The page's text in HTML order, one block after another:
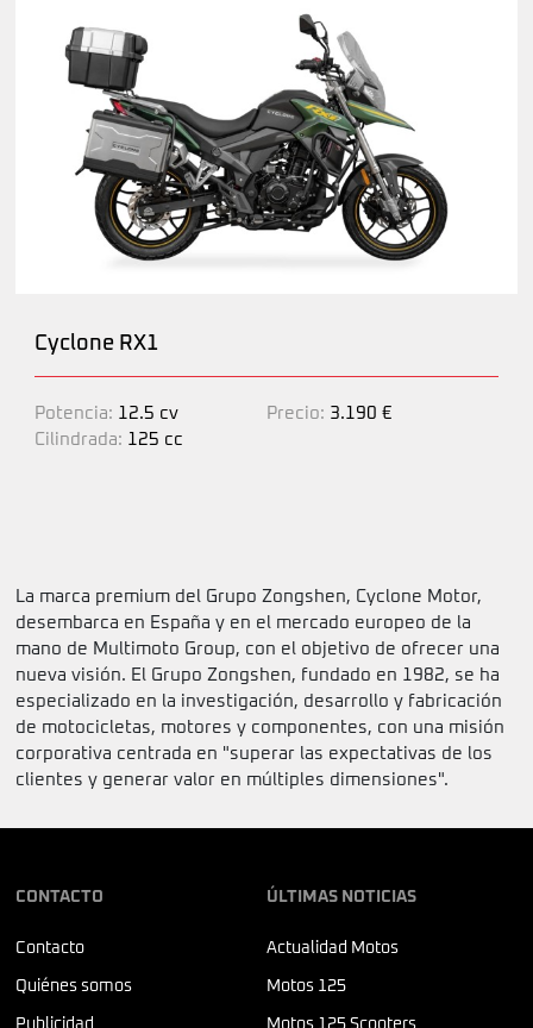
Cyclone RX1
Potencia: 12.5 cv
Cilindrada: 125 cc
Precio: 3.190 €
La marca premium del Grupo Zongshen, Cyclone Motor,
desembarca en España y en el mercado europeo de la
mano de Multimoto Group, con el objetivo de ofrecer una
nueva visión. El Grupo Zongshen, fundado en 1982, se ha
especializado en la investigación, desarrollo y fabricación
de motocicletas, motores y componentes, con una misión
corporativa centrada en "superar las expectativas de los
clientes y generar valor en múltiples dimensiones".
CONTACTO
Contacto
Quiénes somos
ÚLTIMAS NOTICIAS
Actualidad Motos
Motos 125